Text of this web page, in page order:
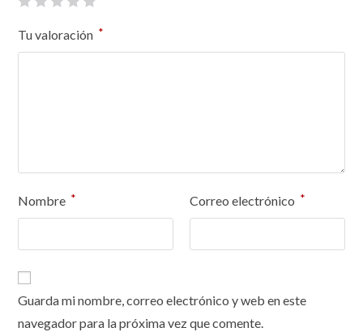
Tu valoración *
Nombre * Correo electrónico *
Guarda mi nombre, correo electrónico y web en este
navegador para la próxima vez que comente.